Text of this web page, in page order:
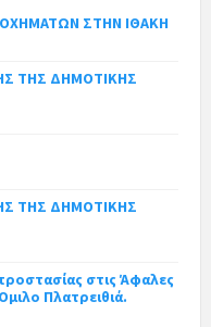
ΣΤΗΝ ΙΘΑΚΗ
ΤΗΣ ΔΗΜΟΤΙΚΗΣ
ΤΗΣ ΔΗΜΟΤΙΚΗΣ
στις Άφαλες
Πλατρειθιά.